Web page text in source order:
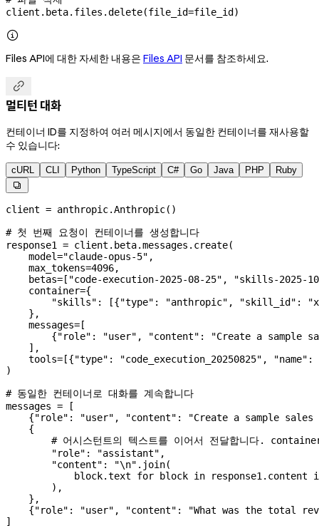
client.beta.files.delete(file_id=file_id)

Files API에 대한 자세한 내용은 Files API 문서를 참조하세요.

멀티턴 대화
컨테이너 ID를 지정하여 여러 메시지에서 동일한 컨테이너를 재사용할
수 있습니다:
cURL CLI Python TypeScript C# Go Java PHP Ruby

client = anthropic.Anthropic()
# 첫 번째 요청이 컨테이너를 생성합니다
response1 = client.beta.messages.create(
    model
="claude-opus-5" ,
    max_tokens
=4096,
    betas
= [ "code-execution-2025-08-25" ,
"skills-2025-
    container
={
        "skills"
: [{"type" : "anthropic" , "skill_id" :
    },
    messages
= [
        {
"role" : "user" , "content" :
"Create a sample
    ],
    tools
= [{"type" : "code_execution_20250825" , "name" :
)
# 동일한 컨테이너로 대화를 계속합니다
messages = [
    {
"role" : "user" , "content" :
"Create a sample
    {
# 어시스턴트의 텍스트를 이어서 전달합니다.
        "role"
: "assistant" ,
        "content"
: "\n" .join(
            block.text
for block in response1.content
        ),
    },
    {
"role" : "user" , "content" :
"What was the total
]